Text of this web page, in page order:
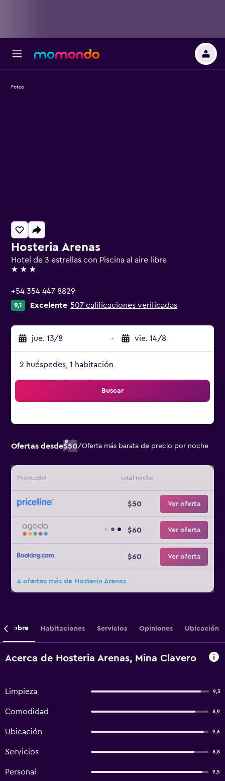
Hosteria Arenas
Hotel de 3 estrellas con Piscina al aire libre
3 estrellas
+54 354 447 8829
9,1 Excelente 507 calificaciones verificadas
jue. 13/8 - vie. 14/8
2 huéspedes, 1 habitación
Buscar
Ofertas desde$50/Oferta más barata de precio por noche
Proveedor Total noche
$50 Ver oferta
$60 Ver oferta
$60 Ver oferta
4 ofertas más de Hosteria Arenas
Fotos
Sobre Habitaciones Servicios Opiniones Ubicación
Acerca de Hosteria Arenas, Mina Clavero
Limpieza 9,3
Comodidad 8,9
Ubicación 9,6
Servicios 8,8
Personal 9,5